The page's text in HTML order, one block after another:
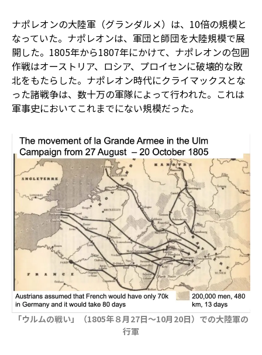
ナポレオンの大陸軍（グランダルメ）は、10倍の規模と
なっていた。ナポレオンは、軍団と師団を大陸規模で展
開した。1805年から1807年にかけて、ナポレオンの包囲
作戦はオーストリア、ロシア、プロイセンに破壊的な敗
北をもたらした。ナポレオン時代にクライマックスとな
った諸戦争は、数十万の軍隊によって行われた。これは
軍事史においてこれまでにない規模だった。
「ウルムの戦い」（1805年８月27日～10月20日）での大陸軍の
行軍